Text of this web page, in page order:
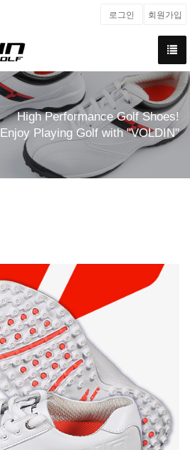
로그인 회원가입
High Performance Golf Shoes!
Enjoy Playing Golf with "VOLDIN"